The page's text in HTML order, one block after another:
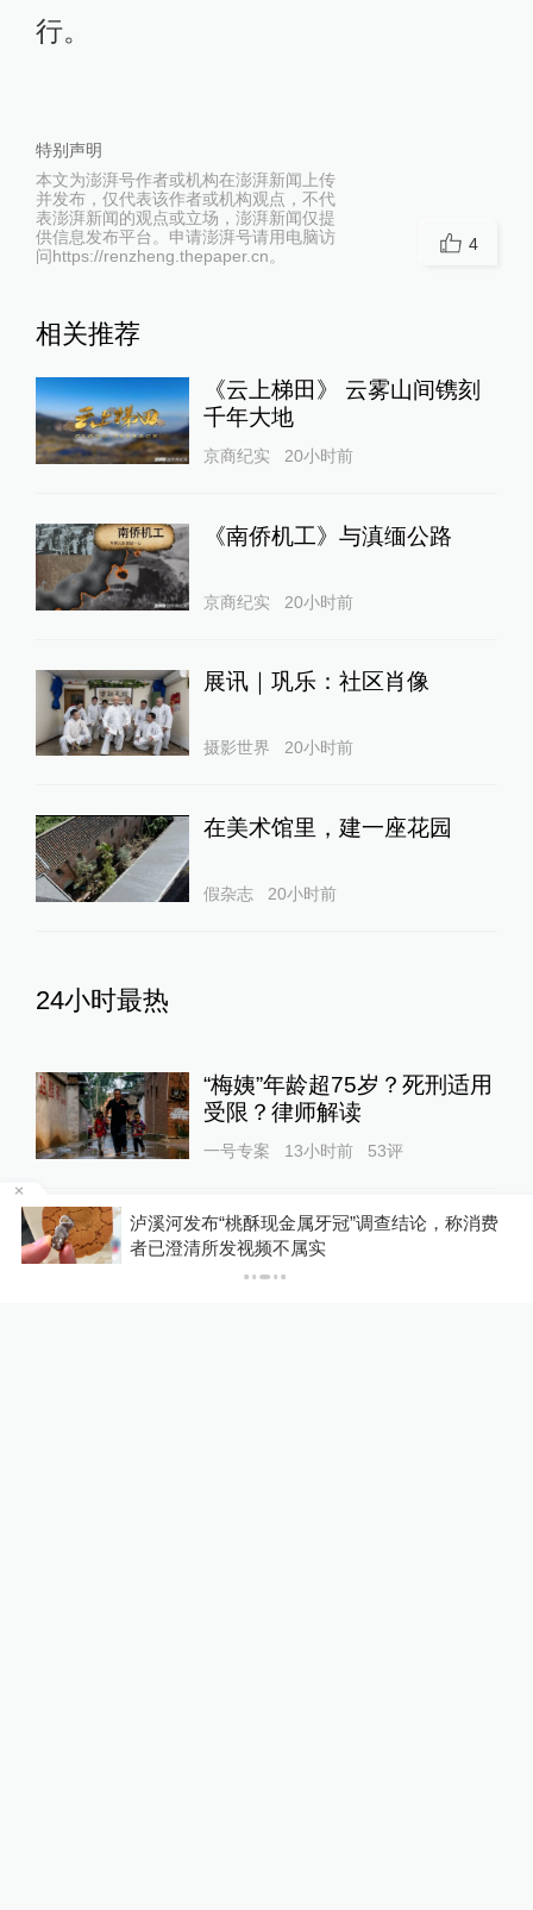
行。
特别声明
本文为澎湃号作者或机构在澎湃新闻上传
并发布，仅代表该作者或机构观点，不代
表澎湃新闻的观点或立场，澎湃新闻仅提
供信息发布平台。申请澎湃号请用电脑访
问https://renzheng.thepaper.cn。
4
相关推荐
《云上梯田》 云雾山间镌刻
千年大地
京商纪实 20小时前
《南侨机工》与滇缅公路
京商纪实 20小时前
展讯｜巩乐：社区肖像
摄影世界 20小时前
在美术馆里，建一座花园
假杂志 20小时前
24小时最热
“梅姨”年龄超75岁？死刑适用
受限？律师解读
一号专案 13小时前 53评
游客睡自己车里被酒店收150
元“住宿费”，监管部门介入后
酒店退款并赔偿1000元
查结论，称消费
探访改名后的“青海拉面”店：有店
流量生意更好，有店家未换店招“兰
并存